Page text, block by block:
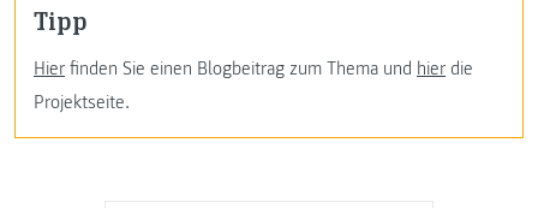
Tipp
Hier finden Sie einen Blogbeitrag zum Thema und hier die
Projektseite.